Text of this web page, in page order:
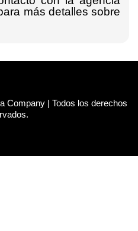
más detalles sobre
Company | Todos los derechos